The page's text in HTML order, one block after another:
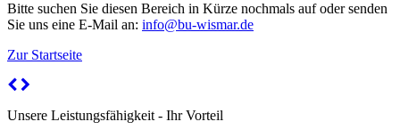
Bitte suchen Sie diesen Bereich in Kürze nochmals auf oder senden
Sie uns eine E-Mail an: info@bu-wismar.de
Zur Startseite
Unsere Leistungsfähigkeit - Ihr Vorteil